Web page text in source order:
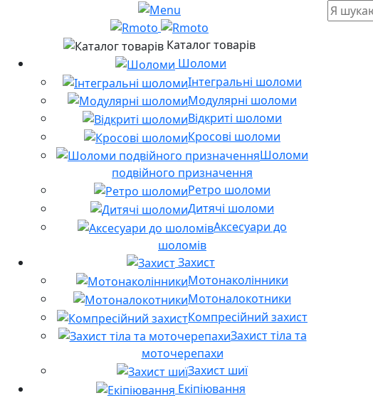
Каталог товарів
Шоломи
Інтегральні шоломи
Модулярні шоломи
Відкриті шоломи
Кросові шоломи
Шоломи
подвійного призначення
Ретро шоломи
Дитячі шоломи
Аксесуари до
шоломів
Захист
Мотонаколінники
Мотоналокотники
Компресійний захист
Захист тіла та
моточерепахи
Захист шиї
Екіпіювання